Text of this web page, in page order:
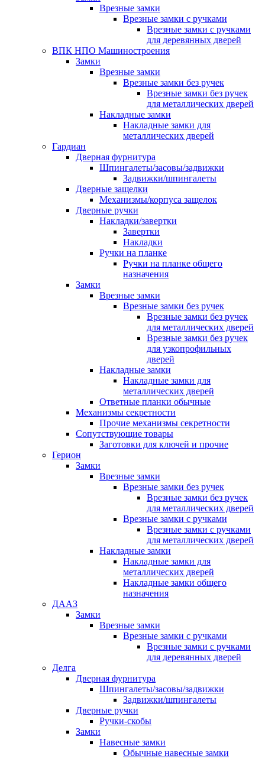
Врезные замки
Врезные замки с ручками
Врезные замки с ручками
для деревянных дверей
ВПК НПО Машиностроения
Замки
Врезные замки
Врезные замки без ручек
Врезные замки без ручек
для металлических дверей
Накладные замки
Накладные замки для
металлических дверей
Гардиан
Дверная фурнитура
Шпингалеты/засовы/задвижки
Задвижки/шпингалеты
Дверные защелки
Механизмы/корпуса защелок
Дверные ручки
Накладки/завертки
Завертки
Накладки
Ручки на планке
Ручки на планке общего
назначения
Замки
Врезные замки
Врезные замки без ручек
Врезные замки без ручек
для металлических дверей
Врезные замки без ручек
для узкопрофильных
дверей
Накладные замки
Накладные замки для
металлических дверей
Ответные планки обычные
Механизмы секретности
Прочие механизмы секретности
Сопутствующие товары
Заготовки для ключей и прочие
Герион
Замки
Врезные замки
Врезные замки без ручек
Врезные замки без ручек
для металлических дверей
Врезные замки с ручками
Врезные замки с ручками
для металлических дверей
Накладные замки
Накладные замки для
металлических дверей
Накладные замки общего
назначения
ДААЗ
Замки
Врезные замки
Врезные замки с ручками
Врезные замки с ручками
для деревянных дверей
Делга
Дверная фурнитура
Шпингалеты/засовы/задвижки
Задвижки/шпингалеты
Дверные ручки
Ручки-скобы
Замки
Навесные замки
Обычные навесные замки